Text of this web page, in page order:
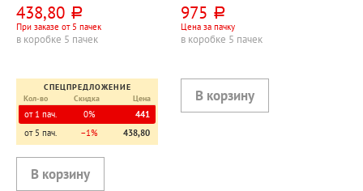
438,80 руб.
При заказе от 5 пачек
в коробке 5 пачек
СПЕЦПРЕДЛОЖЕНИЕ
Кол-во
Скидка Цена
от 1 пач. 0%
441
от 5 пач.
−1% 438,80
975 руб.
Цена за пачку
в коробке 5 пачек